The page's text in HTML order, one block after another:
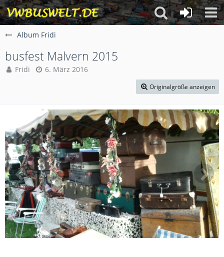
Album Fridi
busfest Malvern 2015
Fridi 6. März 2016
Originalgröße anzeigen